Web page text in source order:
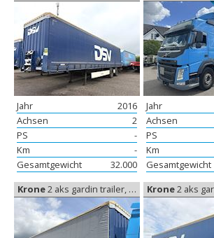
Jahr
2016
Achsen
2
PS
-
Km
-
Gesamtgewicht
32.000
Jahr
Achsen
PS
Km
Gesamtgewicht
Krone2 aks gardin trailer, Gardine Krone2 aks